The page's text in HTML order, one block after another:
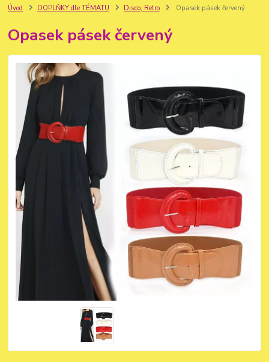
Úvod DOPLŇKY dle TÉMATU Disco, Retro Opasek pásek červený
Opasek pásek červený